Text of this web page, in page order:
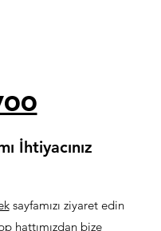
İhtiyacınız
sayfamızı ziyaret edin
hattımızdan bize